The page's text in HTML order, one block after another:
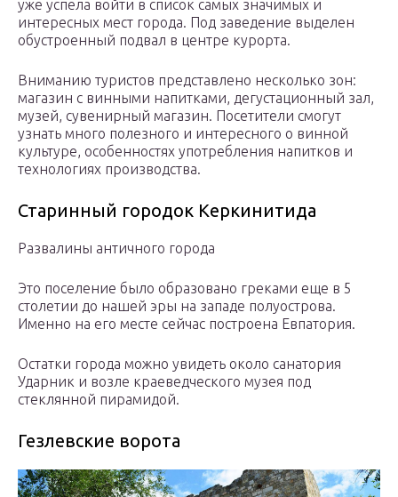
уже успела войти в список самых значимых и
интересных мест города. Под заведение выделен
обустроенный подвал в центре курорта.
Вниманию туристов представлено несколько зон:
магазин с винными напитками, дегустационный зал,
музей, сувенирный магазин. Посетители смогут
узнать много полезного и интересного о винной
культуре, особенностях употребления напитков и
технологиях производства.
Старинный городок Керкинитида
Развалины античного города
Это поселение было образовано греками еще в 5
столетии до нашей эры на западе полуострова.
Именно на его месте сейчас построена Евпатория.
Остатки города можно увидеть около санатория
Ударник и возле краеведческого музея под
стеклянной пирамидой.
Гезлевские ворота